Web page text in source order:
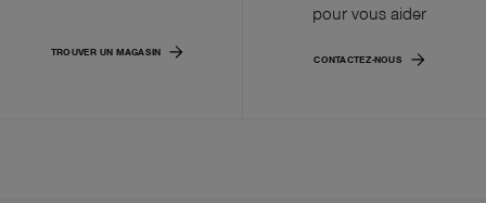
TROUVER UN MAGASIN
pour vous aider
CONTACTEZ-NOUS